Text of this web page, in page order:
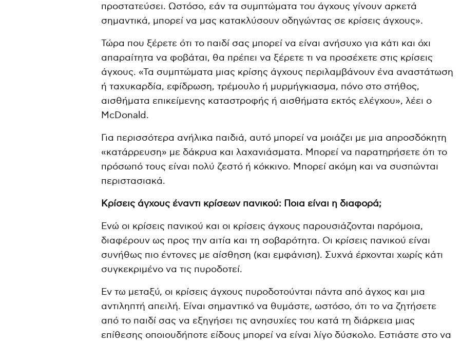
προστατεύσει. Ωστόσο, εάν τα συμπτώματα του άγχους γίνουν αρκετά
σημαντικά, μπορεί να μας κατακλύσουν οδηγώντας σε κρίσεις άγχους».
Τώρα που ξέρετε ότι το παιδί σας μπορεί να είναι ανήσυχο για κάτι και όχι
απαραίτητα να φοβάται, θα πρέπει να ξέρετε τι να προσέχετε στις κρίσεις
άγχους. «Τα συμπτώματα μιας κρίσης άγχους περιλαμβάνουν ένα αναστάτωση
ή ταχυκαρδία, εφίδρωση, τρέμουλο ή μυρμήγκιασμα, πόνο στο στήθος,
αισθήματα επικείμενης καταστροφής ή αισθήματα εκτός ελέγχου», λέει ο
McDonald.
Για περισσότερα ανήλικα παιδιά, αυτό μπορεί να μοιάζει με μια απροσδόκητη
«κατάρρευση» με δάκρυα και λαχανιάσματα. Μπορεί να παρατηρήσετε ότι το
πρόσωπό τους είναι πολύ ζεστό ή κόκκινο. Μπορεί ακόμη και να συσπώνται
περιστασιακά.
Κρίσεις άγχους έναντι κρίσεων πανικού: Ποια είναι η διαφορά;
Ενώ οι κρίσεις πανικού και οι κρίσεις άγχους παρουσιάζονται παρόμοια,
διαφέρουν ως προς την αιτία και τη σοβαρότητα. Οι κρίσεις πανικού είναι
συνήθως πιο έντονες με αίσθηση (και εμφάνιση). Συχνά έρχονται χωρίς κάτι
συγκεκριμένο να τις πυροδοτεί.
Εν τω μεταξύ, οι κρίσεις άγχους πυροδοτούνται πάντα από άγχος και μια
αντιληπτή απειλή. Είναι σημαντικό να θυμάστε, ωστόσο, ότι το να ζητήσετε
από το παιδί σας να εξηγήσει τις ανησυχίες του κατά τη διάρκεια μιας
επίθεσης οποιουδήποτε είδους μπορεί να είναι λίγο δύσκολο. Εστιάστε στο να